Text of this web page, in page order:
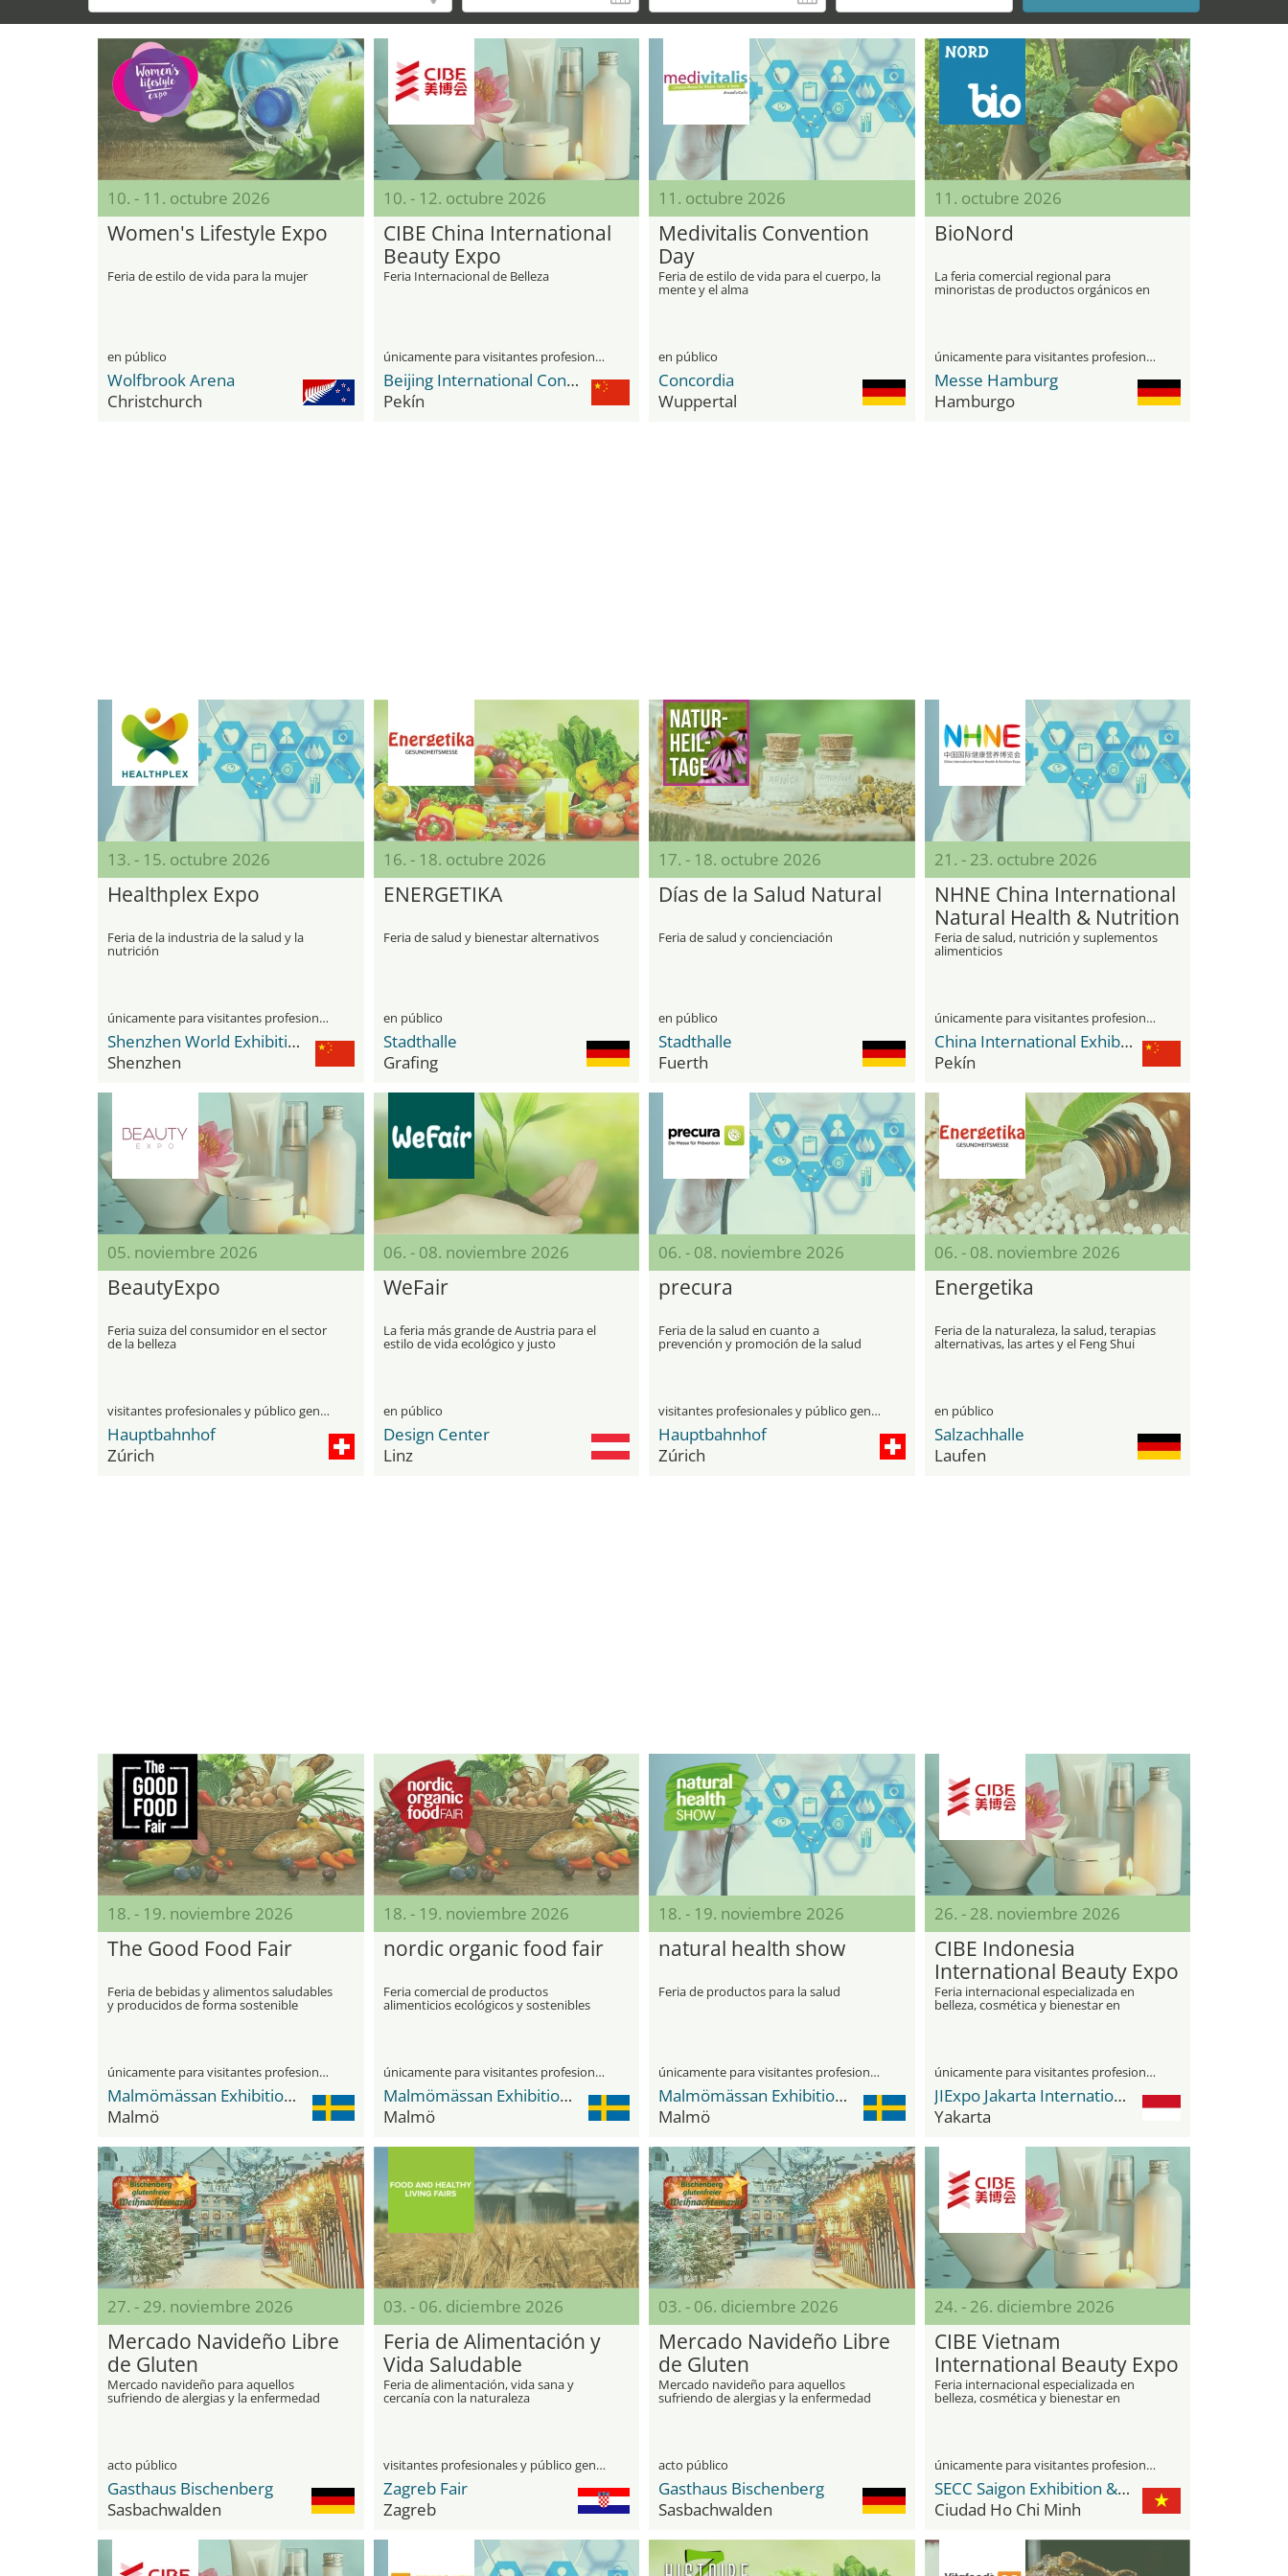
10. - 11. octubre 2026
Women's Lifestyle Expo
Feria de estilo de vida para la mujer
en público
Wolfbrook Arena
Christchurch
10. - 12. octubre 2026
CIBE China International
Beauty Expo
Feria Internacional de Belleza
únicamente para visitantes profesionales
Beijing International Convention Center BICC
Pekín
11. octubre 2026
Medivitalis Convention
Day
Feria de estilo de vida para el cuerpo, la
mente y el alma
en público
Concordia
Wuppertal
11. octubre 2026
BioNord
La feria comercial regional para
minoristas de productos orgánicos en
únicamente para visitantes profesionales
Messe Hamburg
Hamburgo
13. - 15. octubre 2026
Healthplex Expo
Feria de la industria de la salud y la
nutrición
únicamente para visitantes profesionales
Shenzhen World Exhibition & Convention Center
Shenzhen
16. - 18. octubre 2026
ENERGETIKA
Feria de salud y bienestar alternativos
en público
Stadthalle
Grafing
17. - 18. octubre 2026
Días de la Salud Natural
Feria de salud y concienciación
en público
Stadthalle
Fuerth
21. - 23. octubre 2026
NHNE China International
Natural Health & Nutrition
Expo
Feria de salud, nutrición y suplementos
alimenticios
únicamente para visitantes profesionales
China International Exhibition Center Shunyi New Venue
Pekín
05. noviembre 2026
BeautyExpo
Feria suiza del consumidor en el sector
de la belleza
visitantes profesionales y público general
Hauptbahnhof
Zúrich
06. - 08. noviembre 2026
WeFair
La feria más grande de Austria para el
estilo de vida ecológico y justo
en público
Design Center
Linz
06. - 08. noviembre 2026
precura
Feria de la salud en cuanto a
prevención y promoción de la salud
visitantes profesionales y público general
Hauptbahnhof
Zúrich
06. - 08. noviembre 2026
Energetika
Feria de la naturaleza, la salud, terapias
alternativas, las artes y el Feng Shui
en público
Salzachhalle
Laufen
18. - 19. noviembre 2026
The Good Food Fair
Feria de bebidas y alimentos saludables
y producidos de forma sostenible
únicamente para visitantes profesionales
Malmömässan Exhibition & Convention Center
Malmö
18. - 19. noviembre 2026
nordic organic food fair
Feria comercial de productos
alimenticios ecológicos y sostenibles
únicamente para visitantes profesionales
Malmömässan Exhibition & Convention Center
Malmö
18. - 19. noviembre 2026
natural health show
Feria de productos para la salud
únicamente para visitantes profesionales
Malmömässan Exhibition & Convention Center
Malmö
26. - 28. noviembre 2026
CIBE Indonesia
International Beauty Expo
Feria internacional especializada en
belleza, cosmética y bienestar en
únicamente para visitantes profesionales
JIExpo Jakarta International Expo
Yakarta
27. - 29. noviembre 2026
Mercado Navideño Libre
de Gluten
Mercado navideño para aquellos
sufriendo de alergias y la enfermedad
acto público
Gasthaus Bischenberg
Sasbachwalden
03. - 06. diciembre 2026
Feria de Alimentación y
Vida Saludable
Feria de alimentación, vida sana y
cercanía con la naturaleza
visitantes profesionales y público general
Zagreb Fair
Zagreb
03. - 06. diciembre 2026
Mercado Navideño Libre
de Gluten
Mercado navideño para aquellos
sufriendo de alergias y la enfermedad
acto público
Gasthaus Bischenberg
Sasbachwalden
24. - 26. diciembre 2026
CIBE Vietnam
International Beauty Expo
Feria internacional especializada en
belleza, cosmética y bienestar en
únicamente para visitantes profesionales
SECC Saigon Exhibition & Convention Center
Ciudad Ho Chi Minh